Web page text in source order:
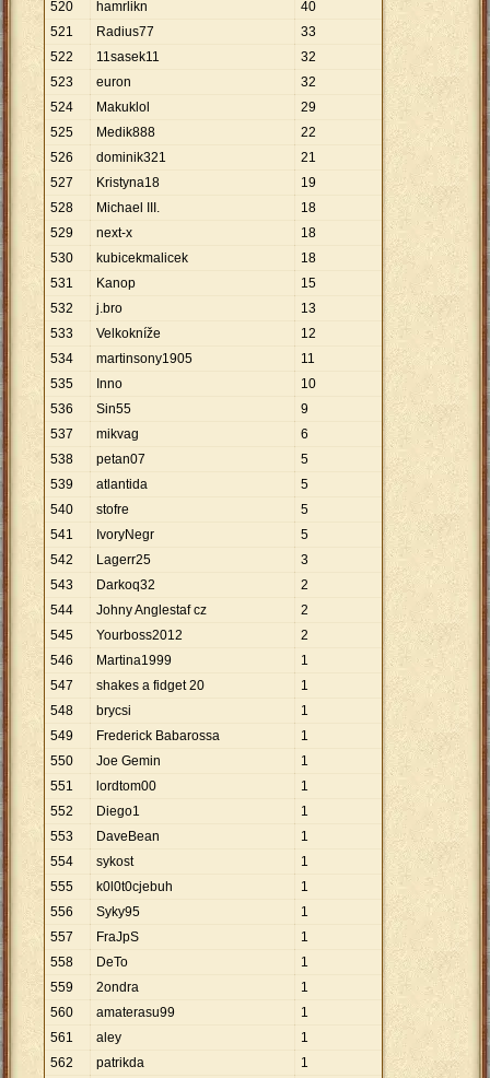
520
hamrlikn
40
521
Radius77
33
522
11sasek11
32
523
euron
32
524
Makuklol
29
525
Medik888
22
526
dominik321
21
527
Kristyna18
19
528
Michael III.
18
529
next-x
18
530
kubicekmalicek
18
531
Kanop
15
532
j.bro
13
533
Velkokníže
12
534
martinsony1905
11
535
Inno
10
536
Sin55
9
537
mikvag
6
538
petan07
5
539
atlantida
5
540
stofre
5
541
IvoryNegr
5
542
Lagerr25
3
543
Darkoq32
2
544
Johny Anglestaf cz
2
545
Yourboss2012
2
546
Martina1999
1
547
shakes a fidget 20
1
548
brycsi
1
549
Frederick Babarossa
1
550
Joe Gemin
1
551
lordtom00
1
552
Diego1
1
553
DaveBean
1
554
sykost
1
555
k0l0t0cjebuh
1
556
Syky95
1
557
FraJpS
1
558
DeTo
1
559
2ondra
1
560
amaterasu99
1
561
aley
1
562
patrikda
1